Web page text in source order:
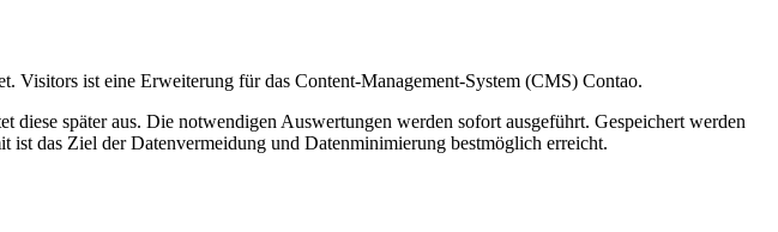
ist eine Erweiterung für das Content-Management-System (CMS) Contao.
später aus. Die notwendigen Auswertungen werden sofort ausgeführt. Gespeichert werden
das Ziel der Datenvermeidung und Datenminimierung bestmöglich erreicht.